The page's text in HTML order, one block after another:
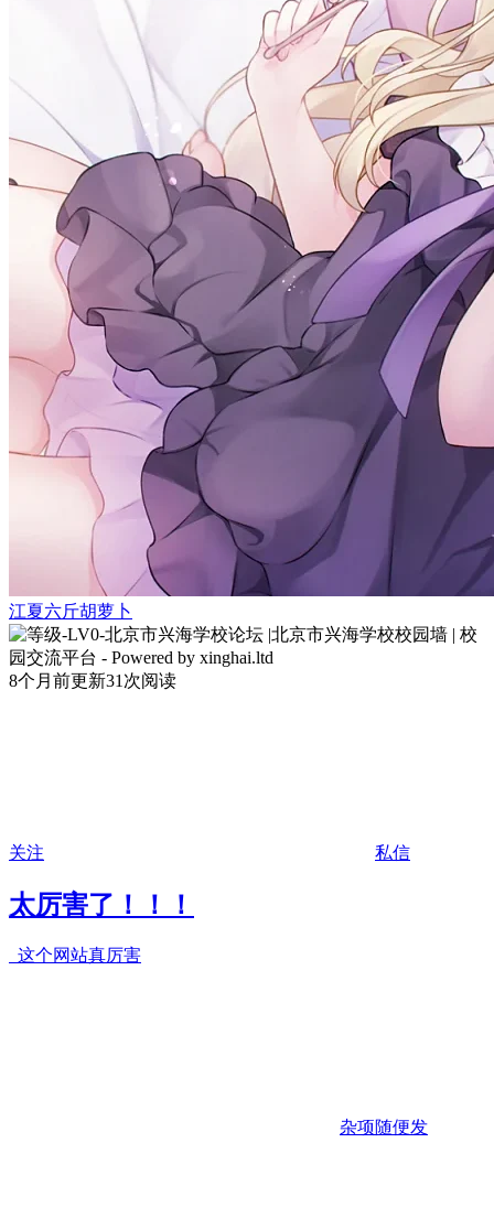
江夏六斤胡萝卜
8个月前更新31次阅读
关注 私信
太厉害了！！！
这个网站真厉害
杂项随便发